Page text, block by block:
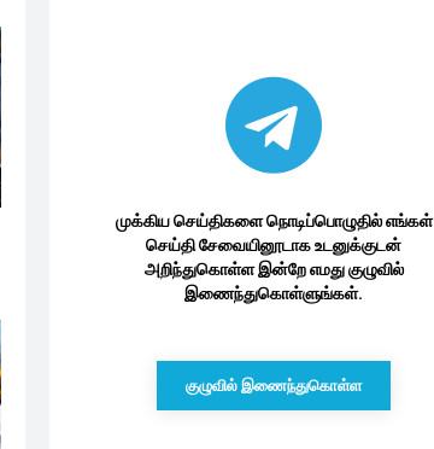
முக்கிய செய்திகளை நொடிப்பொழுதில் எங்கள்
செய்தி சேவையினூடாக உடனுக்குடன்
அறிந்துகொள்ள இன்றே எமது குழுவில்
இணைந்துகொள்ளுங்கள்.
குழுவில் இணைந்துகொள்ள